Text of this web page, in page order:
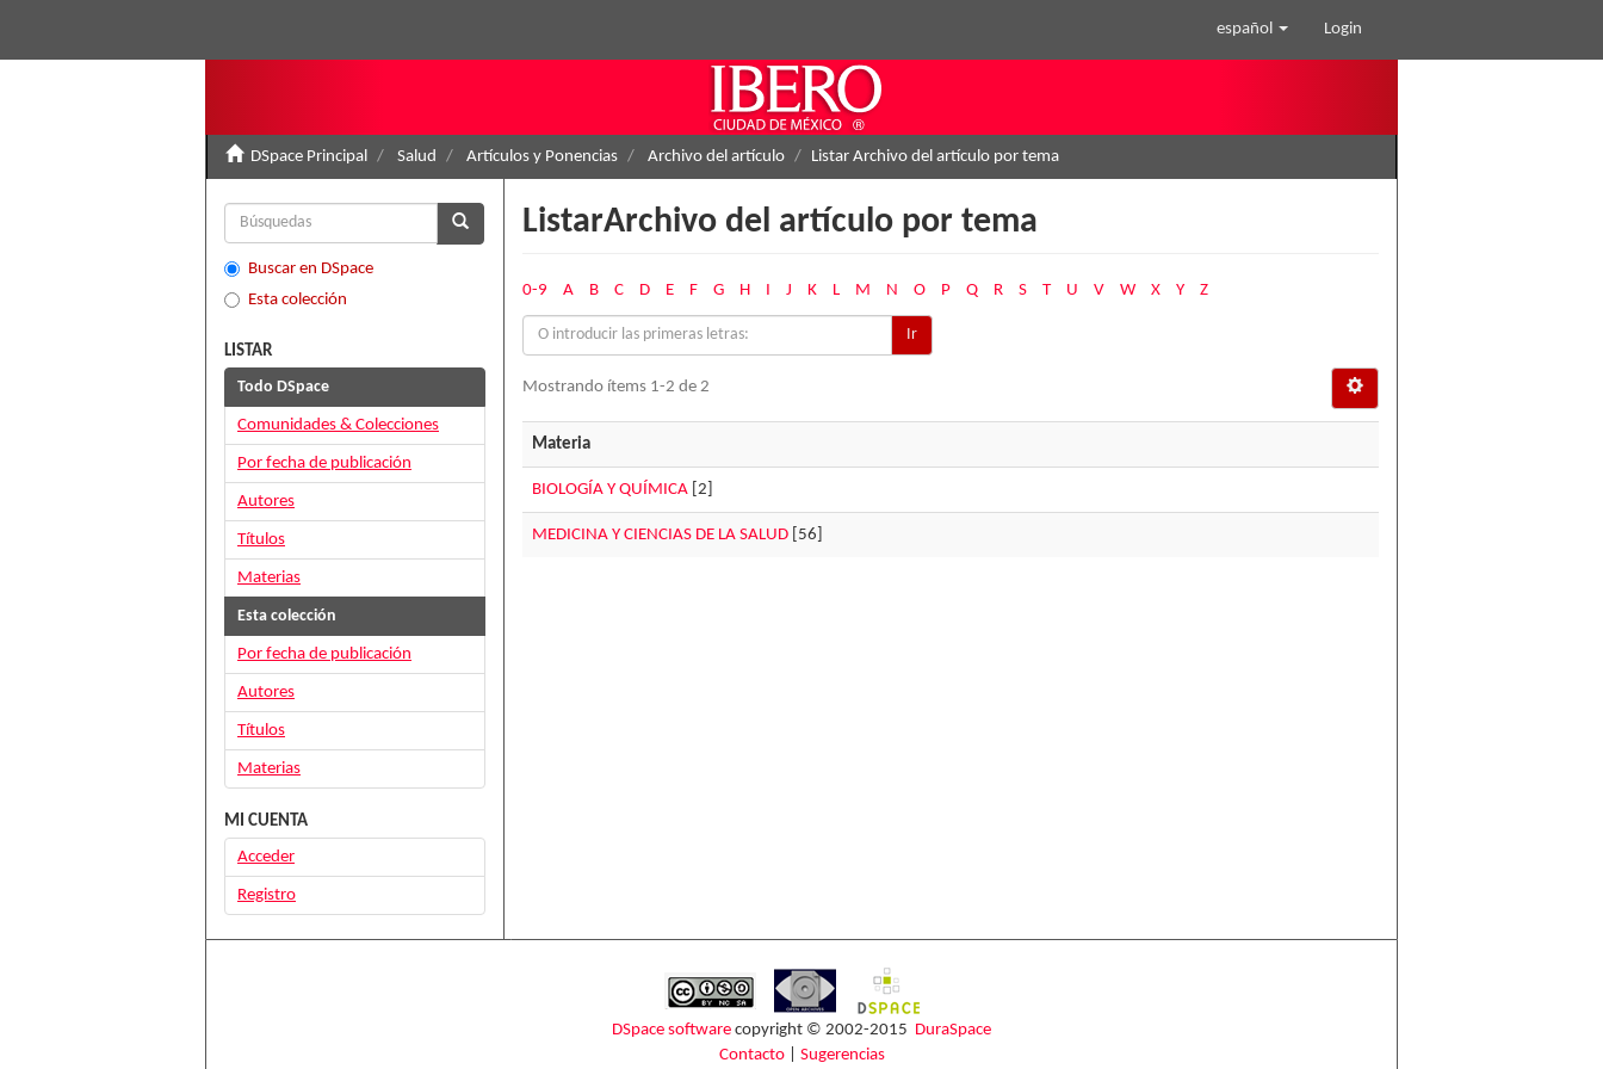
español Login
DSpace Principal Salud Artículos y Ponencias Archivo del artículo Listar Archivo del artículo por tema
ListarArchivo del artículo por tema
0-9 A B C D E F G H I J K L M N O P Q R S T U V W X Y Z
Ir
Mostrando ítems 1-2 de 2
Materia
BIOLOGÍA Y QUÍMICA[2]
MEDICINA Y CIENCIAS DE LA SALUD[56]
Buscar en DSpace
Esta colección
LISTAR
Todo DSpace
Comunidades & Colecciones
Por fecha de publicación
Autores
Títulos
Materias
Esta colección
Por fecha de publicación
Autores
Títulos
Materias
MI CUENTA
Acceder
Registro
DSpace software copyright © 2002-2015 DuraSpace
Contacto| Sugerencias